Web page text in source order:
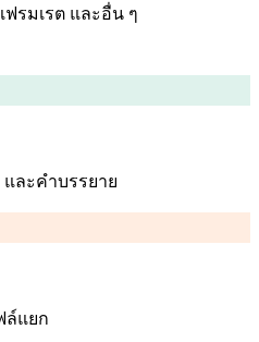
ฟรมเรต และอื่น ๆ
ละคำบรรยาย
ล์แยก